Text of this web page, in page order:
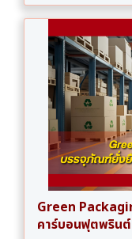
Green
คาร์บอนฟุตพริน